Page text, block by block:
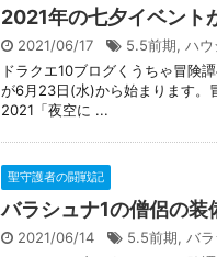
2021年の七夕イベント
2021/06/17 5.5前期, ハウ
ドラクエ10ブログくうちゃ冒険
が6月23日(水)から始まります。
2021「夜空に ...
聖守護者の闘戦記
バラシュナ1の僧侶の装
2021/06/14 5.5前期, バ